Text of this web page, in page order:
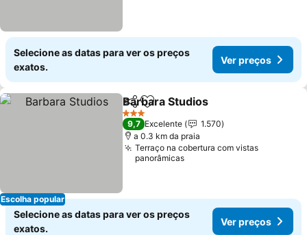
Selecione as datas para ver os preços
exatos.
Ver preços
Escolha popular
PartilharAdicionar aos favoritos
Barbara Studios
3 Estrelas
9,7 Excelente
1.570
a 0.3 km da praia
Terraço na cobertura com vistas
panorâmicas
Selecione as datas para ver os preços
exatos.
Ver preços